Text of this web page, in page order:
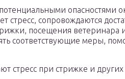
опасностями
стресс, сопровождаются
посещения
соответствующие меры,
стресс при стрижке и